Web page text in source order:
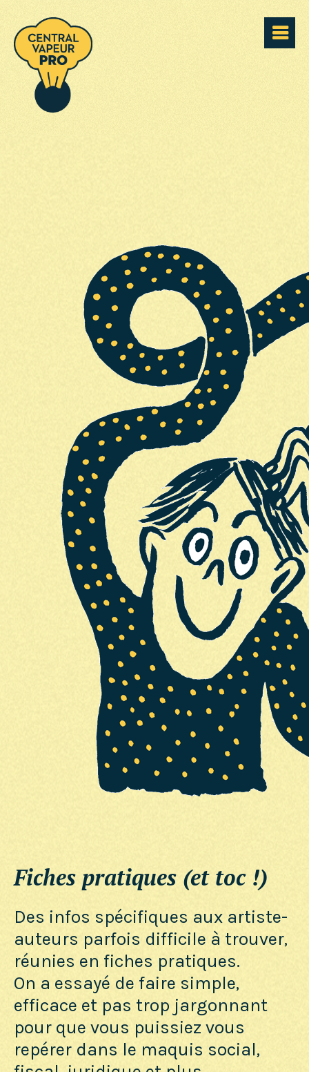
Fiches pratiques (et toc !)
Des infos spécifiques aux artiste-
auteurs parfois difficile à trouver,
réunies en fiches pratiques.
On a essayé de faire simple,
efficace et pas trop jargonnant
pour que vous puissiez vous
repérer dans le maquis social,